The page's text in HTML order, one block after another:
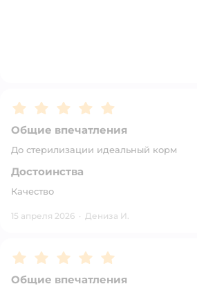
Рейтинг:5
Общие впечатления
До стерилизации идеальный корм
Достоинства
Качество
15 апреля 2026 · Дениза И.
Рейтинг:5
Общие впечатления